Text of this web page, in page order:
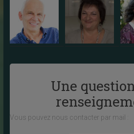
Une
Vous pouvez nous contacter par mail :